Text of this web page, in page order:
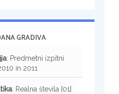
GRADIVA
: Predmetni izpitni
in 2011
: Realna števila [01]